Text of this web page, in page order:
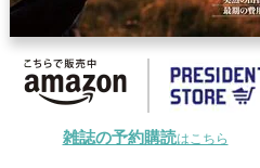
雑誌の予約購読はこちら